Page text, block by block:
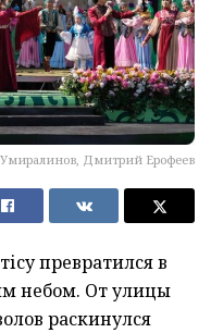
Дмитрий Ерофеев
превратился в
небом. От улицы
раскинулся